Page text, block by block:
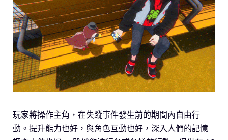
玩家將操作主角，在失蹤事件發生前的期間內自由行
動。提升能力也好，與角色互動也好，深入人們的記憶